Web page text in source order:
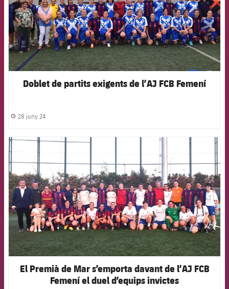
Doblet de partits exigents de l’AJ FCB Femení
label.share.clock
28 juny 24
FCB Barcelona badge
El Premià de Mar s’emporta davant de l’AJ FCB
Femení el duel d’equips invictes